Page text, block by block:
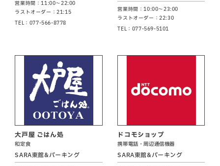
営業時間：11:00～22:00
ラストオーダー：21:15
TEL：077-566-8778
営業時間：10:00～23:00
ラストオーダー：22:30
TEL：077-569-5101
大戸屋 ごはん処
和定食
SARA東館&パーキング
ドコモショップ
携帯電話・周辺通信機器
SARA東館&パーキング